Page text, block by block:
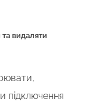
видаляти
підключення